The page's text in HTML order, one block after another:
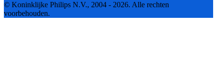
© Koninklijke Philips N.V., 2004 - 2026. Alle rechten
voorbehouden.